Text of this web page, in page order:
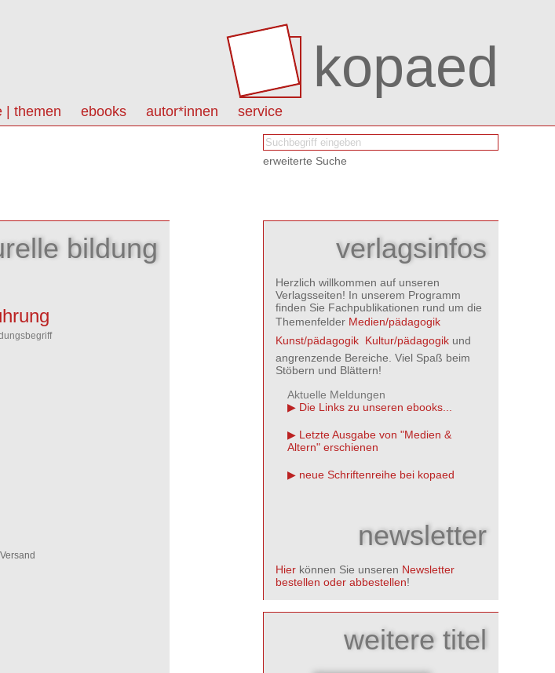
kopaed
| themen ebooks autor*innen service
erweiterte Suche
bildung verlagsinfos
Herzlich willkommen auf unseren
Verlagsseiten! In unserem Programm
finden Sie Fachpublikationen rund um die
Themenfelder Medien/pädagogik
Kunst/pädagogik Kultur/pädagogik und
angrenzende Bereiche. Viel Spaß beim
Stöbern und Blättern!
Aktuelle Meldungen
Die Links zu unseren ebooks...
Letzte Ausgabe von "Medien &
Altern" erschienen
neue Schriftenreihe bei kopaed
newsletter
Hier können Sie unseren Newsletter
bestellen oder abbestellen!
weitere titel